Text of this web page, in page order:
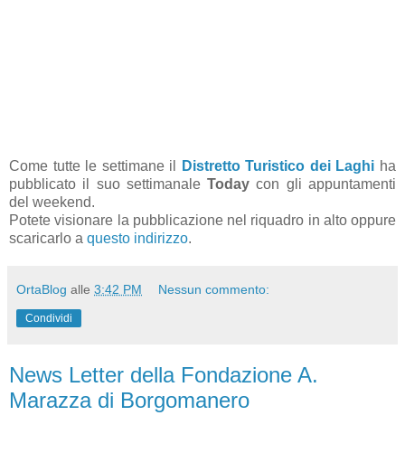
Come tutte le settimane il Distretto Turistico dei Laghi ha
pubblicato il suo settimanaleTodaycon gli appuntamenti
del weekend.
Potete visionare la pubblicazione nel riquadro in alto oppure
scaricarlo a questo indirizzo.
OrtaBlog alle 3:42 PM Nessun commento:
Condividi
News Letter della Fondazione A.
Marazza di Borgomanero